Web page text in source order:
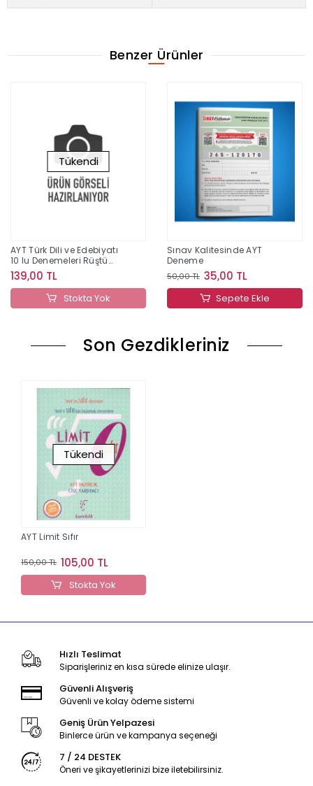
Benzer Ürünler
Tükendi
AYT Türk Dili ve Edebiyatı
10 lu Denemeleri Rüştü
Hoca
139,00 TL
Stokta Yok
Sınav Kalitesinde AYT
Deneme
50,00 TL 35,00 TL
Sepete Ekle
Son Gezdikleriniz
Tükendi
AYT Limit Sıfır
150,00 TL 105,00 TL
Stokta Yok
Hızlı Teslimat
Siparişleriniz en kısa sürede elinize ulaşır.
Güvenli Alışveriş
Güvenli ve kolay ödeme sistemi
Geniş Ürün Yelpazesi
Binlerce ürün ve kampanya seçeneği
7 / 24 DESTEK
Öneri ve şikayetlerinizi bize iletebilirsiniz.